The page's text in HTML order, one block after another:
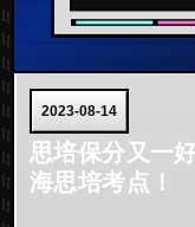
2023-08-14
思培保分又一
海思培考点！